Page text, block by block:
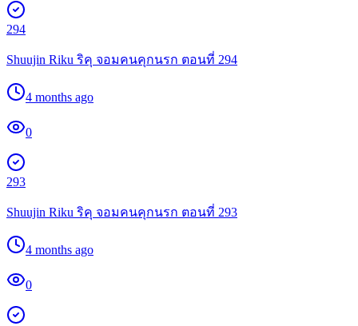
294
Shuujin Riku ริคุ จอมคนคุกนรก ตอนที่ 294
4 months ago
0
293
Shuujin Riku ริคุ จอมคนคุกนรก ตอนที่ 293
4 months ago
0